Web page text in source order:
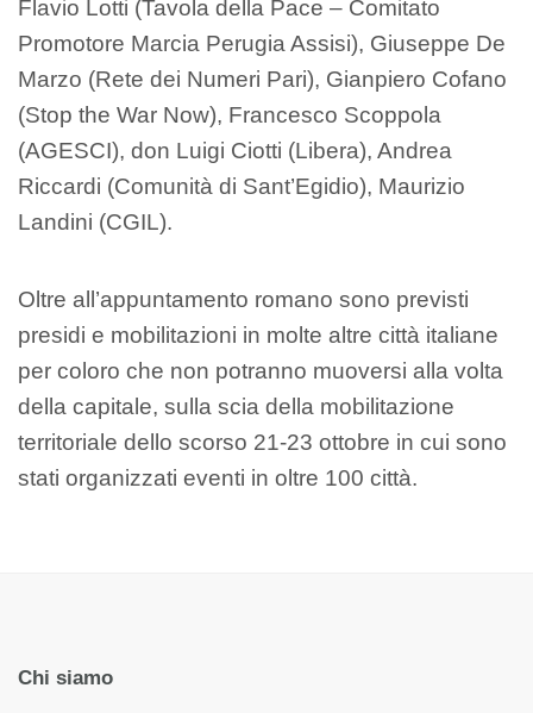
Flavio Lotti (Tavola della Pace – Comitato
Promotore Marcia Perugia Assisi), Giuseppe De
Marzo (Rete dei Numeri Pari), Gianpiero Cofano
(Stop the War Now), Francesco Scoppola
(AGESCI), don Luigi Ciotti (Libera), Andrea
Riccardi (Comunità di Sant’Egidio), Maurizio
Landini (CGIL).
Oltre all’appuntamento romano sono previsti
presidi e mobilitazioni in molte altre città italiane
per coloro che non potranno muoversi alla volta
della capitale, sulla scia della mobilitazione
territoriale dello scorso 21-23 ottobre in cui sono
stati organizzati eventi in oltre 100 città.
Chi siamo